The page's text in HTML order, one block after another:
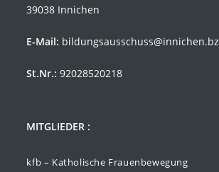
39038 Innichen
E-Mail: bildungsausschuss@innichen.bz
St.Nr.: 92028520218
MITGLIEDER :
kfb – Katholische Frauenbewegung